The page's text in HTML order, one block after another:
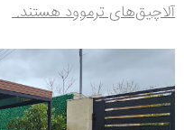
آلاچیق‌های ترموود هستند.